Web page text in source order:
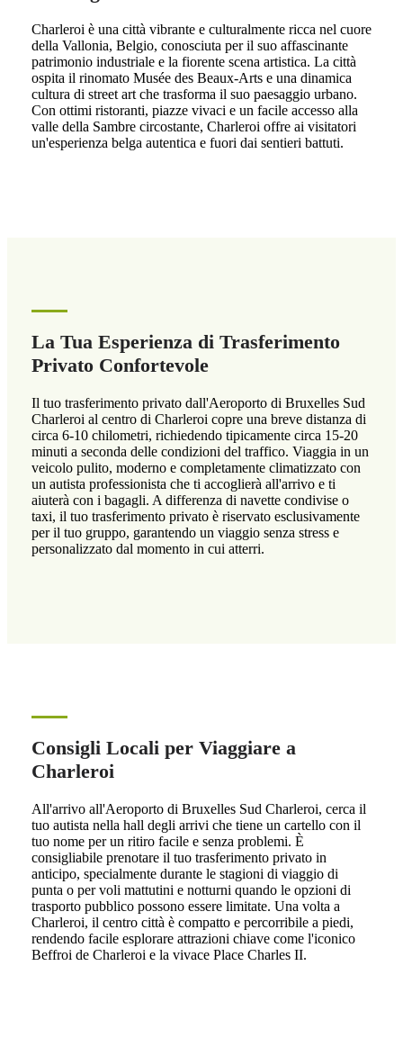
Charleroi è una città vibrante e culturalmente ricca nel cuore
della Vallonia, Belgio, conosciuta per il suo affascinante
patrimonio industriale e la fiorente scena artistica. La città
ospita il rinomato Musée des Beaux-Arts e una dinamica
cultura di street art che trasforma il suo paesaggio urbano.
Con ottimi ristoranti, piazze vivaci e un facile accesso alla
valle della Sambre circostante, Charleroi offre ai visitatori
un'esperienza belga autentica e fuori dai sentieri battuti.
La Tua Esperienza di Trasferimento
Privato Confortevole
Il tuo trasferimento privato dall'Aeroporto di Bruxelles Sud
Charleroi al centro di Charleroi copre una breve distanza di
circa 6-10 chilometri, richiedendo tipicamente circa 15-20
minuti a seconda delle condizioni del traffico. Viaggia in un
veicolo pulito, moderno e completamente climatizzato con
un autista professionista che ti accoglierà all'arrivo e ti
aiuterà con i bagagli. A differenza di navette condivise o
taxi, il tuo trasferimento privato è riservato esclusivamente
per il tuo gruppo, garantendo un viaggio senza stress e
personalizzato dal momento in cui atterri.
Consigli Locali per Viaggiare a
Charleroi
All'arrivo all'Aeroporto di Bruxelles Sud Charleroi, cerca il
tuo autista nella hall degli arrivi che tiene un cartello con il
tuo nome per un ritiro facile e senza problemi. È
consigliabile prenotare il tuo trasferimento privato in
anticipo, specialmente durante le stagioni di viaggio di
punta o per voli mattutini e notturni quando le opzioni di
trasporto pubblico possono essere limitate. Una volta a
Charleroi, il centro città è compatto e percorribile a piedi,
rendendo facile esplorare attrazioni chiave come l'iconico
Beffroi de Charleroi e la vivace Place Charles II.